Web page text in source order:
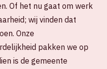
Of het nu gaat om werk
wij vinden dat
Onze
pakken we op
is de gemeente